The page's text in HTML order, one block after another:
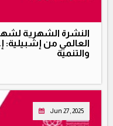
العالمي من إشبيلية:
والتنمية
Jun 27, 2025